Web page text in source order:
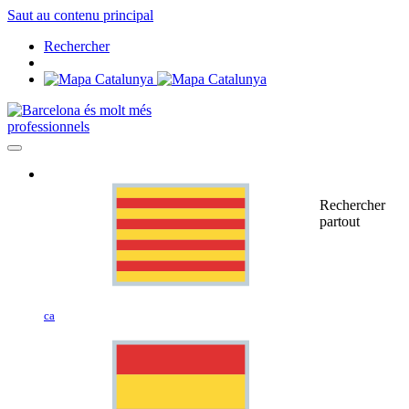
Saut au contenu principal
Rechercher
professionnels
ca
Rechercher
partout